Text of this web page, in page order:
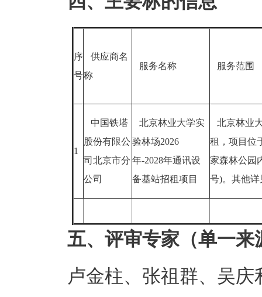
序
号
供应商名
称
服务名称 服务范围
1
中国铁塔
股份有限公
司北京市分
公司
北京林业大学实
验林场2026
年-2028年通讯设
备基站招租项目
北京林业
租，项目位
家森林公园
号)。其他
五、评审专家（单一
卢金柱、张祖群、吴庆